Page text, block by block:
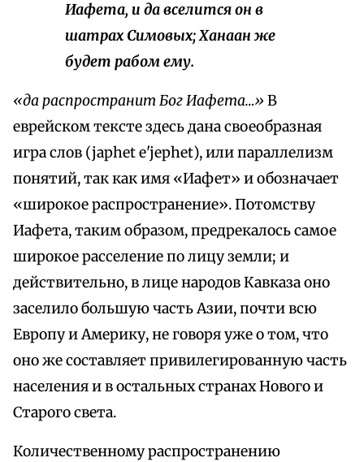
Иафета, и да вселится он в
шатрах Симовых; Ханаан же
будет рабом ему.
«да распространит Бог Иафета…» В
еврейском тексте здесь дана своеобразная
игра слов (japhet e'jephet), или параллелизм
понятий, так как имя «Иафет» и обозначает
«широкое распространение». Потомству
Иафета, таким образом, предрекалось самое
широкое расселение по лицу земли; и
действительно, в лице народов Кавказа оно
заселило большую часть Азии, почти всю
Европу и Америку, не говоря уже о том, что
оно же составляет привилегированную часть
населения и в остальных странах Нового и
Старого света.
Количественному распространению